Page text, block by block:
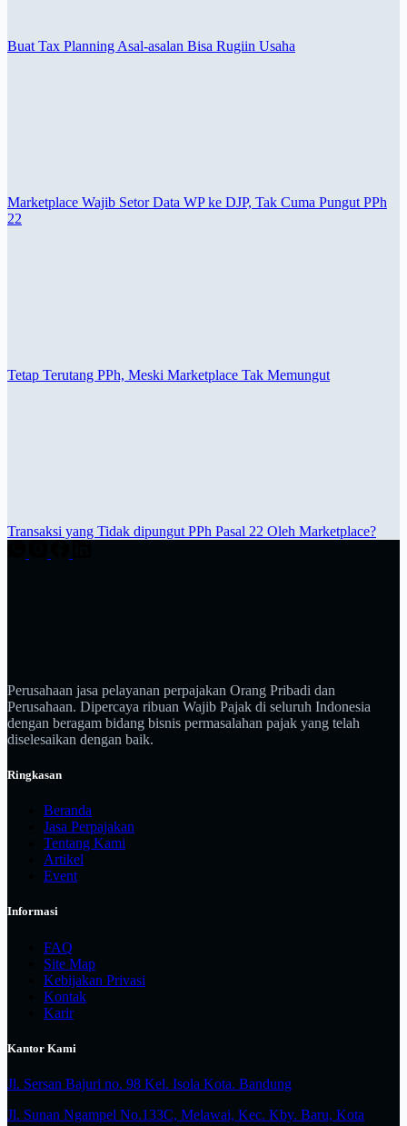
Buat Tax Planning Asal-asalan Bisa Rugiin Usaha
Marketplace Wajib Setor Data WP ke DJP, Tak Cuma Pungut PPh
22
Tetap Terutang PPh, Meski Marketplace Tak Memungut
Transaksi yang Tidak dipungut PPh Pasal 22 Oleh Marketplace?
Perusahaan jasa pelayanan perpajakan Orang Pribadi dan
Perusahaan. Dipercaya ribuan Wajib Pajak di seluruh Indonesia
dengan beragam bidang bisnis permasalahan pajak yang telah
diselesaikan dengan baik.
Ringkasan
Beranda
Jasa Perpajakan
Tentang Kami
Artikel
Event
Informasi
FAQ
Site Map
Kebijakan Privasi
Kontak
Karir
Kantor Kami
Jl. Sersan Bajuri no. 98 Kel. Isola Kota. Bandung
Jl. Sunan Ngampel No.133C, Melawai, Kec. Kby. Baru, Kota